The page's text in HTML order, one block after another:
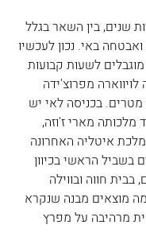
שנים, בין השאר בגלל
ואבטחה באי. נכון לעכשיו
לשעות קבועות
מפרוצ'ידה
בכניסה לאי יש
מלכותה מארי ז'וזה,
איטליה האחרונה
הראשי בכיוון
חווה ובווילה
מוצאים מבנה שנקרא
מרהיבה על מפרץ